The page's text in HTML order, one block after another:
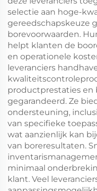
selectie aan hoge-
gereedschapskeuze
borevoorwaarden.
helpt klanten de
en operationele
leveranciers
productprestaties en
gegarandeerd. Ze
ondersteuning,
van specifieke
wat aanzienlijk kan
van boreresultaten.
minimaal
klant. Veel